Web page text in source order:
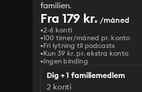
familien.
Fra 179 kr. /måned
2-6 konti
100 timer/måned pr. konto
Fri lytning til podcasts
Kun 39 kr. pr. ekstra konto
Ingen binding
Dig + 1 familiemedlem
2 konti